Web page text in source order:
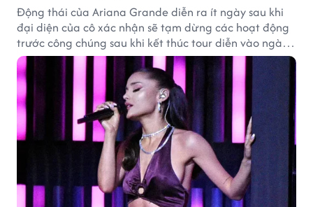
Động thái của Ariana Grande diễn ra ít ngày sau khi
đại diện của cô xác nhận sẽ tạm dừng các hoạt động
trước công chúng sau khi kết thúc tour diễn vào ngày
1/9.